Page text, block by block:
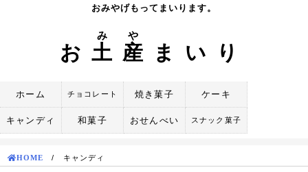
おみやげもってまいります。
お 土
み
産
や
まいり
ホーム チョコレート 焼き菓子 ケーキ
キャンディ 和菓子 おせんべい スナック菓子
HOME / キャンディ